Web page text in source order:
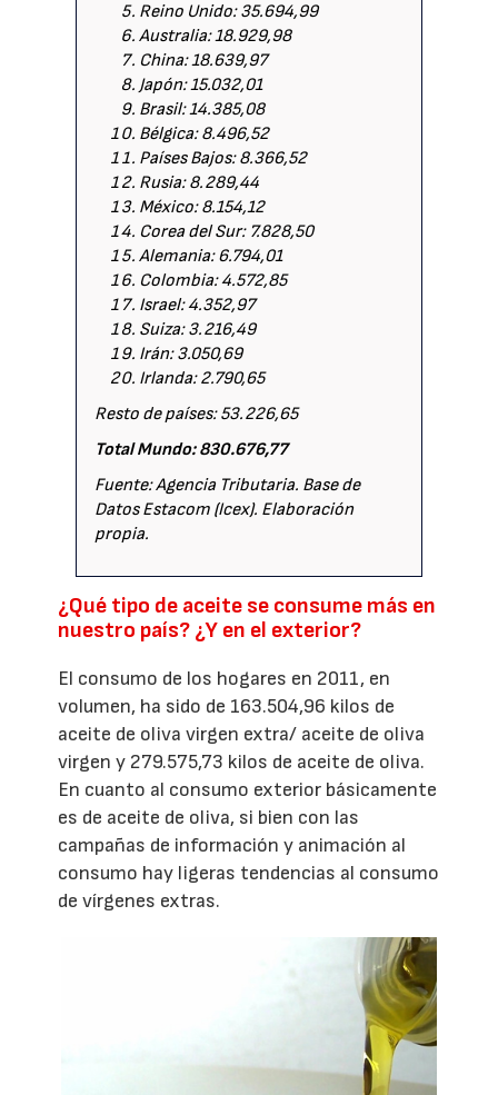
Reino Unido: 35.694,99
Australia: 18.929,98
China: 18.639,97
Japón: 15.032,01
Brasil: 14.385,08
Bélgica: 8.496,52
Países Bajos: 8.366,52
Rusia: 8.289,44
México: 8.154,12
Corea del Sur: 7.828,50
Alemania: 6.794,01
Colombia: 4.572,85
Israel: 4.352,97
Suiza: 3.216,49
Irán: 3.050,69
Irlanda: 2.790,65
Resto de países: 53.226,65
Total Mundo: 830.676,77
Fuente: Agencia Tributaria. Base de
Datos Estacom (Icex). Elaboración
propia.
¿Qué tipo de aceite se consume más en
nuestro país? ¿Y en el exterior?
El consumo de los hogares en 2011, en
volumen, ha sido de 163.504,96 kilos de
aceite de oliva virgen extra/ aceite de oliva
virgen y 279.575,73 kilos de aceite de oliva.
En cuanto al consumo exterior básicamente
es de aceite de oliva, si bien con las
campañas de información y animación al
consumo hay ligeras tendencias al consumo
de vírgenes extras.